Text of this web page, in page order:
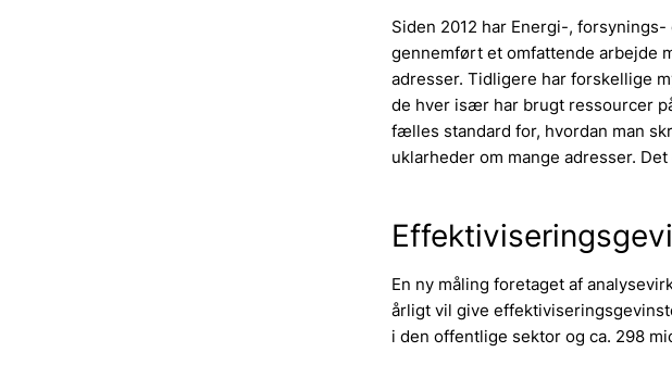
Siden 2012 har Energi-,
gennemført et omfattende arbejde
adresser. Tidligere har forskellige
de hver især har brugt ressourcer
fælles standard for, hvordan man
uklarheder om mange adresser.
En ny måling foretaget af
årligt vil give
i den offentlige sektor og ca. 298